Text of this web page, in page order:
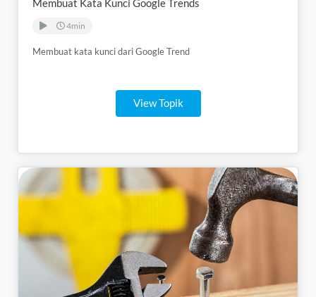
Membuat Kata Kunci Google Trends
4min
Membuat kata kunci dari Google Trend
View Topik